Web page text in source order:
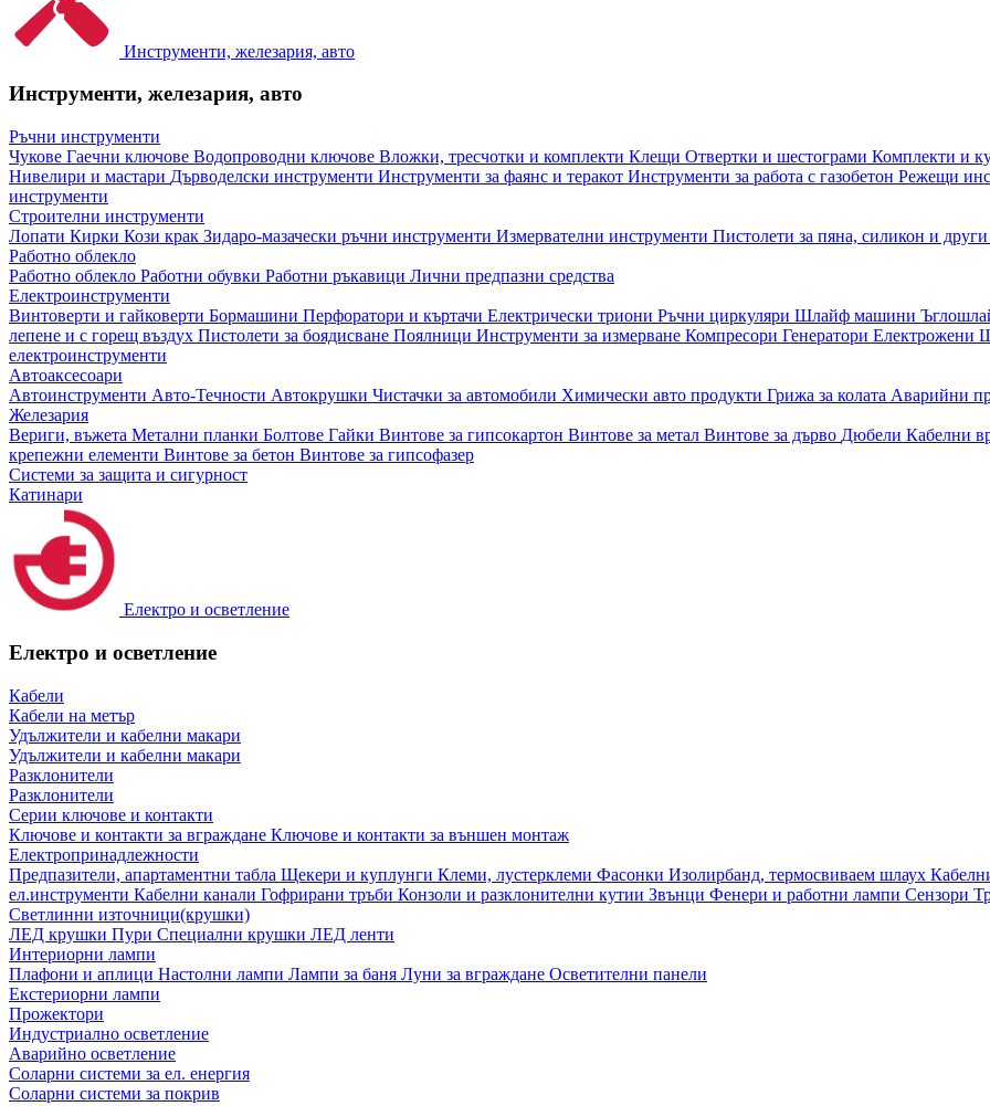
Инструменти, железария, авто
Инструменти, железария, авто
Ръчни инструменти
Чукове Гаечни ключове Водопроводни ключове Вложки, тресчотки и комплекти Клещи Отвертки и шестограми Комплекти и
Нивелири и мастари Дърводелски инструменти Инструменти за фаянс и теракот Инструменти за работа с газобетон Режещи
инструменти
Строителни инструменти
Лопати Кирки Кози крак Зидаро-мазачески ръчни инструменти Измервателни инструменти Пистолети за пяна, силикон и
Работно облекло
Работно облекло Работни обувки Работни ръкавици Лични предпазни средства
Електроинструменти
Винтоверти и гайковерти Бормашини Перфоратори и къртачи Електрически триони Ръчни циркуляри Шлайф машини
лепене и с горещ въздух Пистолети за боядисване Поялници Инструменти за измерване Компресори Генератори Електрожени
електроинструменти
Автоаксесоари
Автоинструменти Авто-Течности Автокрушки Чистачки за автомобили Химически авто продукти Грижа за колата Аварийни
Железария
Вериги, въжета Метални планки Болтове Гайки Винтове за гипсокартон Винтове за метал Винтове за дърво Дюбели Кабелни
крепежни елементи Винтове за бетон Винтове за гипсофазер
Системи за защита и сигурност
Катинари
Електро и осветление
Електро и осветление
Кабели
Кабели на метър
Удължители и кабелни макари
Удължители и кабелни макари
Разклонители
Разклонители
Серии ключове и контакти
Ключове и контакти за вграждане Ключове и контакти за външен монтаж
Електропринадлежности
Предпазители, апартаментни табла Щекери и куплунги Клеми, лустерклеми Фасонки Изолирбанд, термосвиваем шлаух
ел.инструменти Кабелни канали Гофрирани тръби Конзоли и разклонителни кутии Звънци Фенери и работни лампи Сензори
Светлинни източници(крушки)
ЛЕД крушки Пури Специални крушки ЛЕД ленти
Интериорни лампи
Плафони и аплици Настолни лампи Лампи за баня Луни за вграждане Осветителни панели
Екстериорни лампи
Прожектори
Индустриално осветление
Аварийно осветление
Соларни системи за ел. енергия
Соларни системи за покрив